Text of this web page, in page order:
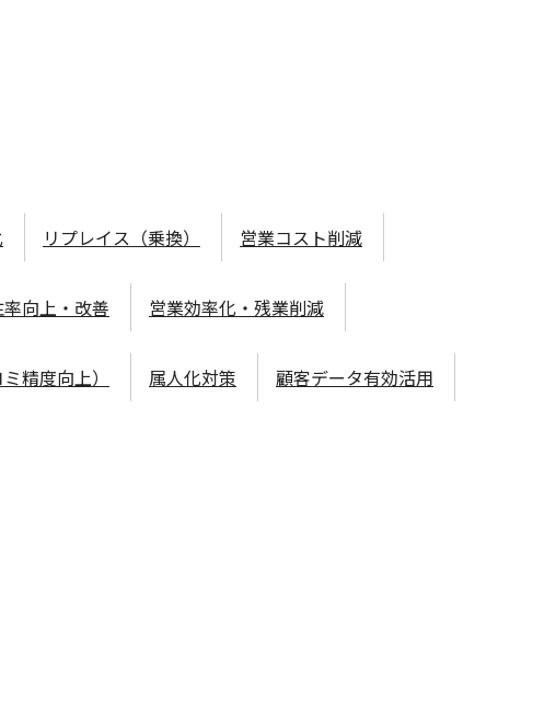
リプレイス（乗換） 営業コスト削減
向上・改善 営業効率化・残業削減
精度向上） 属人化対策 顧客データ有効活用